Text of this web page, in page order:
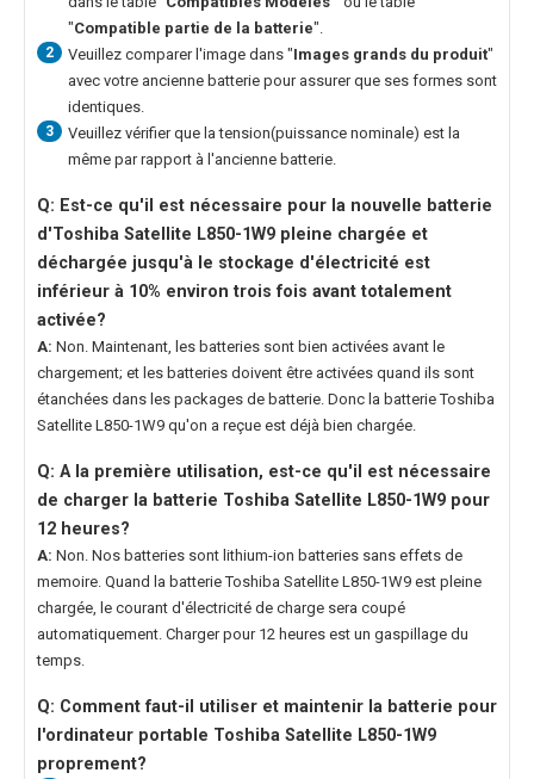
"Compatible partie de la batterie".
2 Veuillez comparer l'image dans "Images grands du produit"
avec votre ancienne batterie pour assurer que ses formes sont
identiques.
3
Veuillez vérifier que la tension(puissance nominale) est la
même par rapport à l'ancienne batterie.
Q: Est-ce qu'il est nécessaire pour la nouvelle batterie
d'Toshiba Satellite L850-1W9 pleine chargée et
déchargée jusqu'à le stockage d'électricité est
inférieur à 10% environ trois fois avant totalement
activée?
A: Non. Maintenant, les batteries sont bien activées avant le
chargement; et les batteries doivent être activées quand ils sont
étanchées dans les packages de batterie. Donc la batterie Toshiba
Satellite L850-1W9 qu'on a reçue est déjà bien chargée.
Q: A la première utilisation, est-ce qu'il est nécessaire
de charger la batterie Toshiba Satellite L850-1W9 pour
12 heures?
A: Non. Nos batteries sont lithium-ion batteries sans effets de
memoire. Quand la batterie Toshiba Satellite L850-1W9 est pleine
chargée, le courant d'électricité de charge sera coupé
automatiquement. Charger pour 12 heures est un gaspillage du
temps.
Q: Comment faut-il utiliser et maintenir la batterie pour
l'ordinateur portable Toshiba Satellite L850-1W9
proprement?